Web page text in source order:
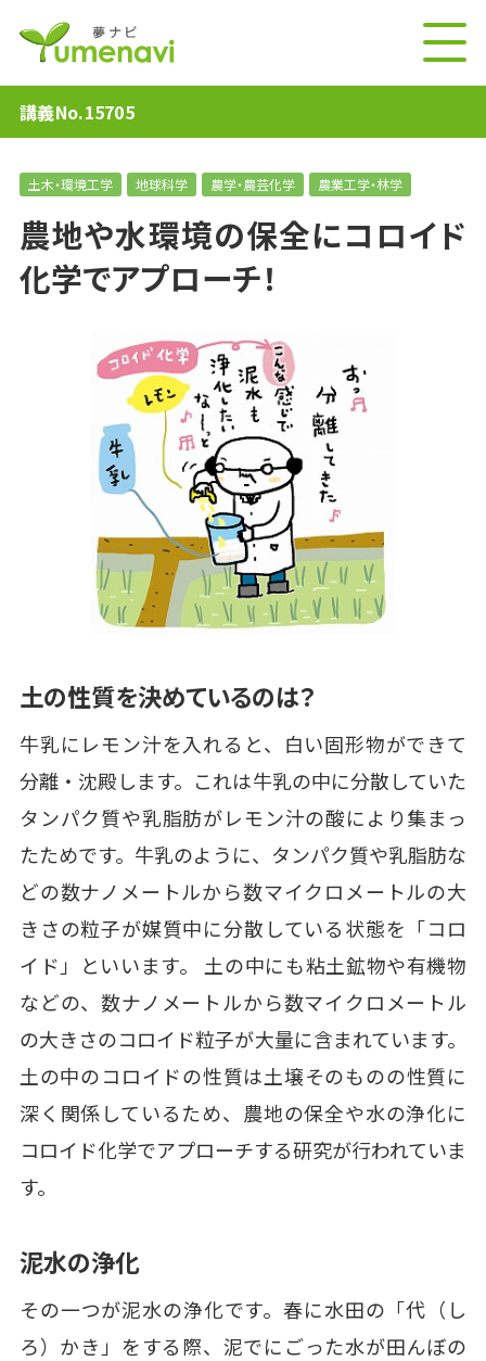
講義No.15705
土木・環境工学 地球科学 農学・農芸化学 農業工学・林学
農地や水環境の保全にコロイド
化学でアプローチ！
土の性質を決めているのは？
牛乳にレモン汁を入れると、白い固形物ができて
分離・沈殿します。これは牛乳の中に分散していた
タンパク質や乳脂肪がレモン汁の酸により集まっ
たためです。牛乳のように、タンパク質や乳脂肪な
どの数ナノメートルから数マイクロメートルの大
きさの粒子が媒質中に分散している状態を「コロ
イド」といいます。 土の中にも粘土鉱物や有機物
などの、数ナノメートルから数マイクロメートル
の大きさのコロイド粒子が大量に含まれています。
土の中のコロイドの性質は土壌そのものの性質に
深く関係しているため、農地の保全や水の浄化に
コロイド化学でアプローチする研究が行われていま
す。
泥水の浄化
その一つが泥水の浄化です。春に水田の「代（し
ろ）かき」をする際、泥でにごった水が田んぼの